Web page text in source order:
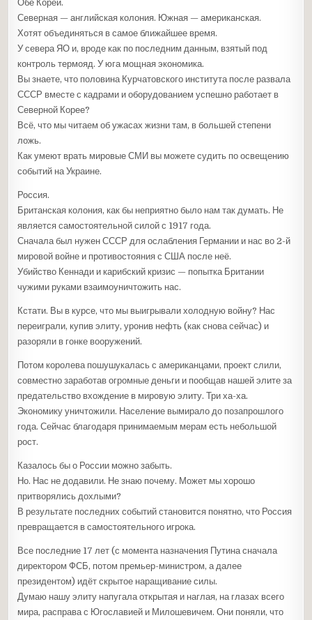
Обе Кореи.
Северная — английская колония. Южная — американская.
Хотят объединяться в самое ближайшее время.
У севера ЯО и, вроде как по последним данным, взятый под
контроль термояд. У юга мощная экономика.
Вы знаете, что половина Курчатовского института после развала
СССР вместе с кадрами и оборудованием успешно работает в
Северной Корее?
Всё, что мы читаем об ужасах жизни там, в большей степени
ложь.
Как умеют врать мировые СМИ вы можете судить по освещению
событий на Украине.
Россия.
Британская колония, как бы неприятно было нам так думать. Не
является самостоятельной силой с 1917 года.
Сначала был нужен СССР для ослабления Германии и нас во 2-й
мировой войне и противостояния с США после неё.
Убийство Кеннади и карибский кризис — попытка Британии
чужими руками взаимоуничтожить нас.
Кстати. Вы в курсе, что мы выигрывали холодную войну? Нас
переиграли, купив элиту, уронив нефть (как снова сейчас) и
разоряли в гонке вооружений.
Потом королева пошушукалась с американцами, проект слили,
совместно заработав огромные деньги и пообщав нашей элите за
предательство вхождение в мировую элиту. Три ха-ха.
Экономику уничтожили. Население вымирало до позапрошлого
года. Сейчас благодаря принимаемым мерам есть небольшой
рост.
Казалось бы о России можно забыть.
Но. Нас не додавили. Не знаю почему. Может мы хорошо
притворялись дохлыми?
В результате последних событий становится понятно, что Россия
превращается в самостоятельного игрока.
Все последние 17 лет (с момента назначения Путина сначала
директором ФСБ, потом премьер-министром, а далее
президентом) идёт скрытое наращивание силы.
Думаю нашу элиту напугала открытая и наглая, на глазах всего
мира, расправа с Югославией и Милошевичем. Они поняли, что